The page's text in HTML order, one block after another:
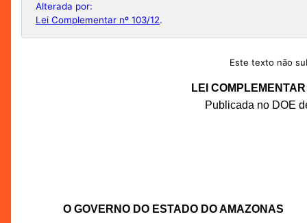
Alterada por:
Lei Complementar nº 103/12.
Este texto não
LEI
Publicada no DOE
O GOVERNO DO ESTADO DO AMAZONAS